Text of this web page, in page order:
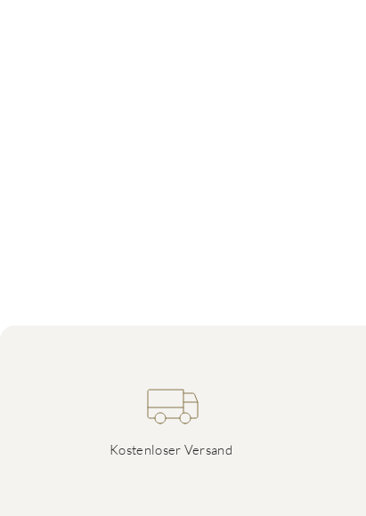
Kostenloser Versand